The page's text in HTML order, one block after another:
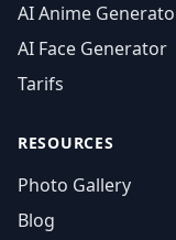
AI Anime
AI Face Generator
Tarifs
RESOURCES
Photo Gallery
Blog